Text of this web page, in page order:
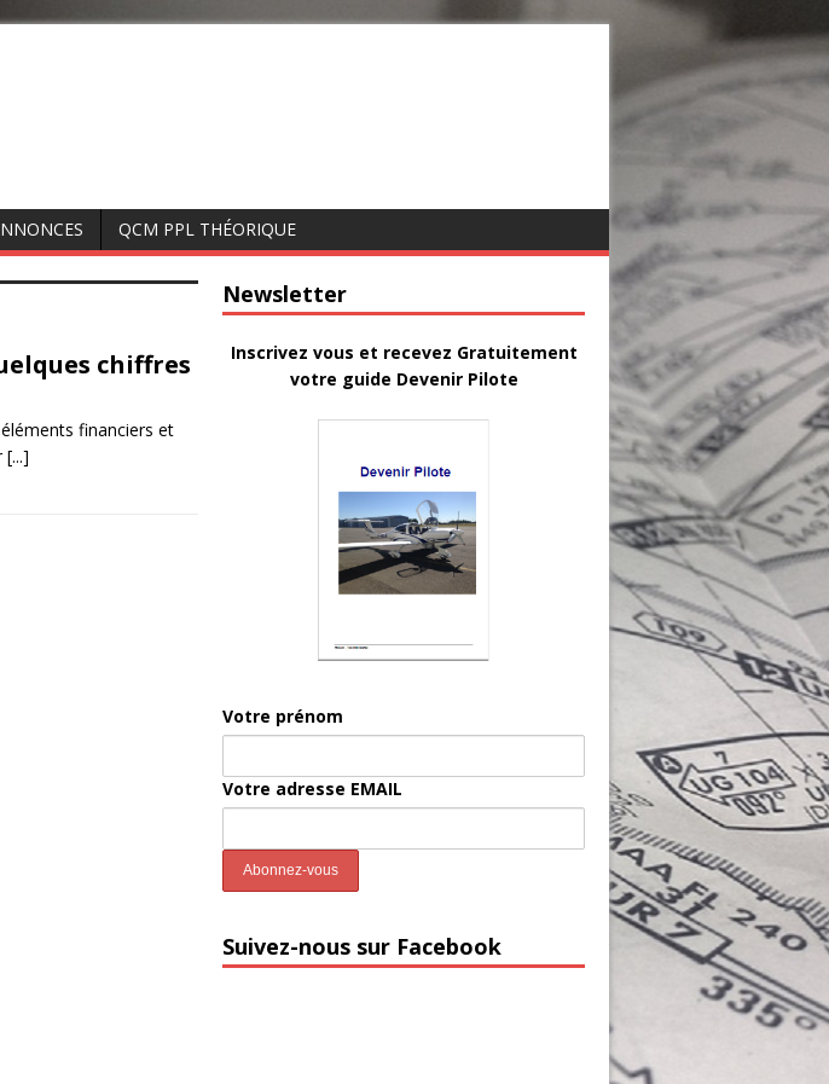
QCM PPL THÉORIQUE
chiffres
éléments financiers et
[...]
Newsletter
Inscrivez vous et recevez Gratuitement
votre guide Devenir Pilote
Votre prénom
Votre adresse EMAIL
Suivez-nous sur Facebook